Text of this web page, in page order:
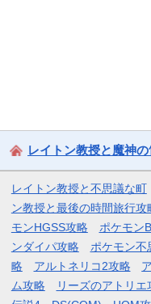
レイトン教授と魔神
レイトン教授と不思議な町
ン教授と最後の時間旅行攻
モンHGSS攻略
ポケモン
ンダイパ攻略
ポケモン不
略
アルトネリコ2攻略
ム攻略
リーズのアトリエ